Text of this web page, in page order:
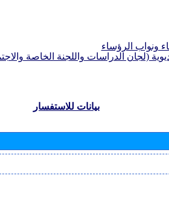
ونواب الرؤساء
(لجان الدراسات واللجنة الخاصة
بيانات للاستفسار